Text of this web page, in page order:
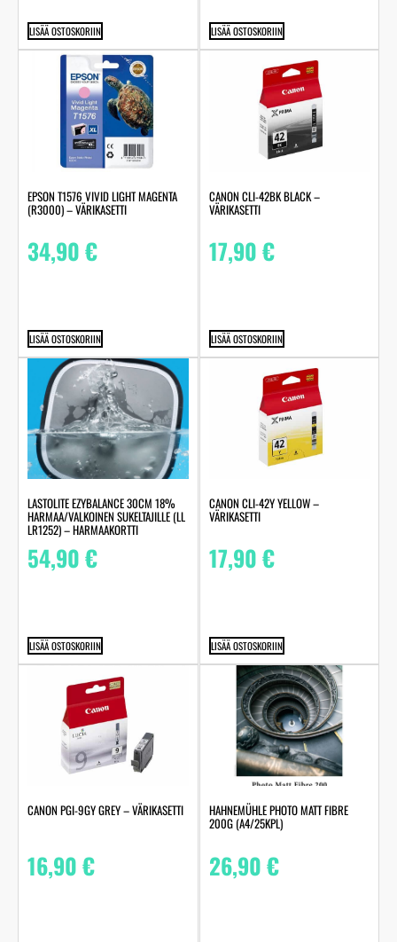
LISÄÄ OSTOSKORIIN LISÄÄ OSTOSKORIIN
EPSON T1576 VIVID LIGHT MAGENTA
(R3000) – VÄRIKASETTI
34,90€
LISÄÄ OSTOSKORIIN
CANON CLI-42BK BLACK –
VÄRIKASETTI
17,90€
LISÄÄ OSTOSKORIIN
LASTOLITE EZYBALANCE 30CM 18%
HARMAA/VALKOINEN SUKELTAJILLE (LL
LR1252) – HARMAAKORTTI
54,90€
LISÄÄ OSTOSKORIIN
CANON CLI-42Y YELLOW –
VÄRIKASETTI
17,90€
LISÄÄ OSTOSKORIIN
CANON PGI-9GY GREY – VÄRIKASETTI
16,90€
HAHNEMÜHLE PHOTO MATT FIBRE
200G (A4/25KPL)
26,90€